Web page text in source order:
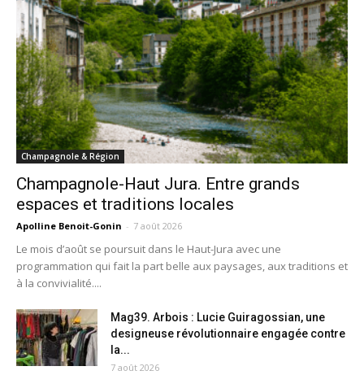
Champagnole & Région
Champagnole-Haut Jura. Entre grands
espaces et traditions locales
Apolline Benoit-Gonin - 7 août 2026
Le mois d’août se poursuit dans le Haut-Jura avec une
programmation qui fait la part belle aux paysages, aux traditions et
à la convivialité....
Mag39. Arbois : Lucie Guiragossian, une
designeuse révolutionnaire engagée contre
la...
7 août 2026